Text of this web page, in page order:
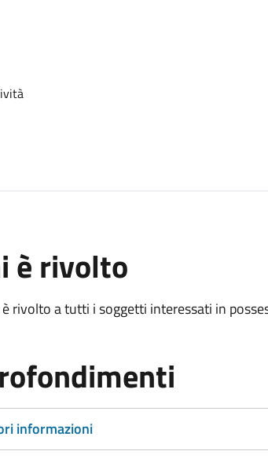
è rivolto
rivolto a tutti i soggetti interessati in
informazioni